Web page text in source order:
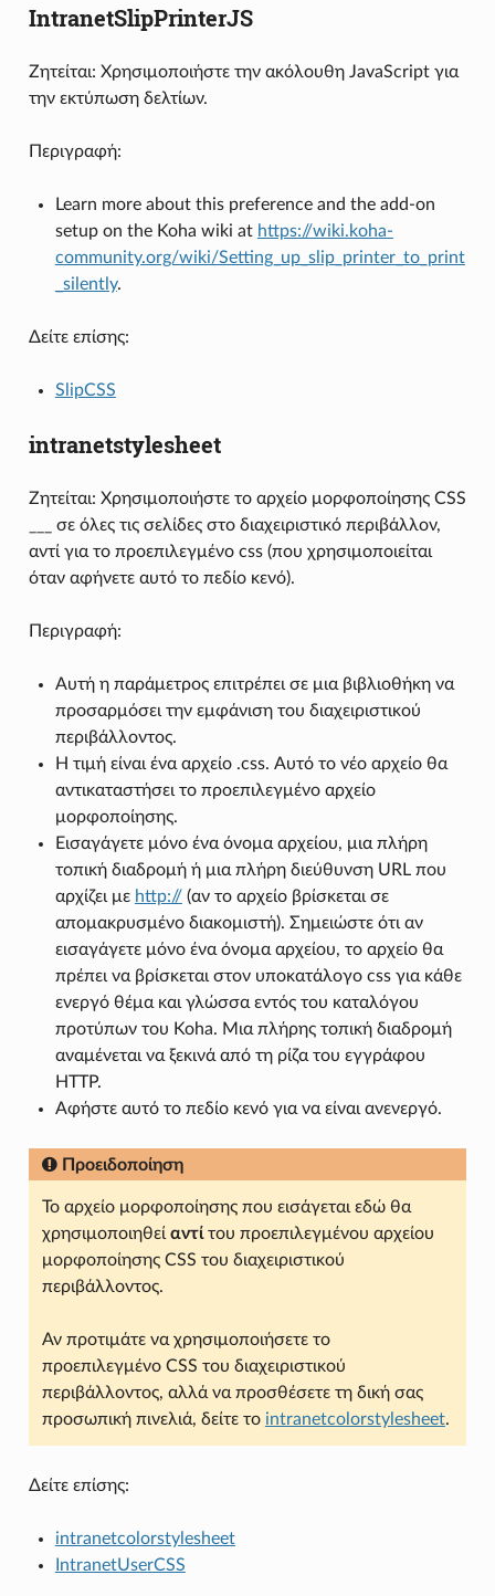
IntranetSlipPrinterJS
Ζητείται: Χρησιμοποιήστε την ακόλουθη JavaScript για
την εκτύπωση δελτίων.
Περιγραφή:
Learn more about this preference and the add-on
setup on the Koha wiki at https://wiki.koha-
community.org/wiki/Setting_up_slip_printer_to_print
_silently.
Δείτε επίσης:
SlipCSS
intranetstylesheet
Ζητείται: Χρησιμοποιήστε το αρχείο μορφοποίησης CSS
___ σε όλες τις σελίδες στο διαχειριστικό περιβάλλον,
αντί για το προεπιλεγμένο css (που χρησιμοποιείται
όταν αφήνετε αυτό το πεδίο κενό).
Περιγραφή:
Αυτή η παράμετρος επιτρέπει σε μια βιβλιοθήκη να
προσαρμόσει την εμφάνιση του διαχειριστικού
περιβάλλοντος.
Η τιμή είναι ένα αρχείο .css. Αυτό το νέο αρχείο θα
αντικαταστήσει το προεπιλεγμένο αρχείο
μορφοποίησης.
Εισαγάγετε μόνο ένα όνομα αρχείου, μια πλήρη
τοπική διαδρομή ή μια πλήρη διεύθυνση URL που
αρχίζει με http://(αν το αρχείο βρίσκεται σε
απομακρυσμένο διακομιστή). Σημειώστε ότι αν
εισαγάγετε μόνο ένα όνομα αρχείου, το αρχείο θα
πρέπει να βρίσκεται στον υποκατάλογο css για κάθε
ενεργό θέμα και γλώσσα εντός του καταλόγου
προτύπων του Koha. Μια πλήρης τοπική διαδρομή
αναμένεται να ξεκινά από τη ρίζα του εγγράφου
HTTP.
Αφήστε αυτό το πεδίο κενό για να είναι ανενεργό.
Προειδοποίηση
Το αρχείο μορφοποίησης που εισάγεται εδώ θα
χρησιμοποιηθεί αντίτου προεπιλεγμένου αρχείου
μορφοποίησης CSS του διαχειριστικού
περιβάλλοντος.
Αν προτιμάτε να χρησιμοποιήσετε το
προεπιλεγμένο CSS του διαχειριστικού
περιβάλλοντος, αλλά να προσθέσετε τη δική σας
προσωπική πινελιά, δείτε το intranetcolorstylesheet.
Δείτε επίσης:
intranetcolorstylesheet
IntranetUserCSS